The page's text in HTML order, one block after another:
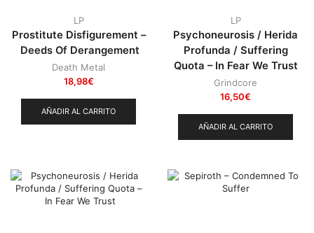
LP
Prostitute Disfigurement –
Deeds Of Derangement
Death Metal
18,98€
AÑADIR AL CARRITO
LP
Psychoneurosis / Herida
Profunda / Suffering
Quota – In Fear We Trust
Grindcore
16,50€
AÑADIR AL CARRITO